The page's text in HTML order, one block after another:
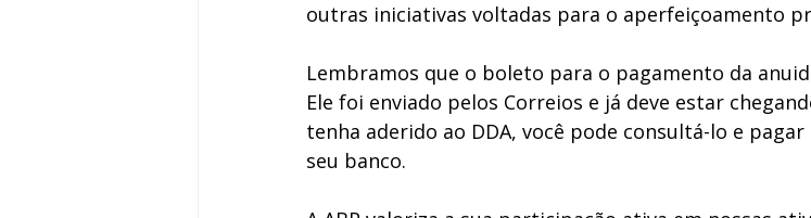
outras iniciativas voltadas para o aperfeiçoamento
Lembramos que o boleto para o pagamento da
Ele foi enviado pelos Correios e já deve estar
tenha aderido ao DDA, você pode consultá-lo e
seu banco.